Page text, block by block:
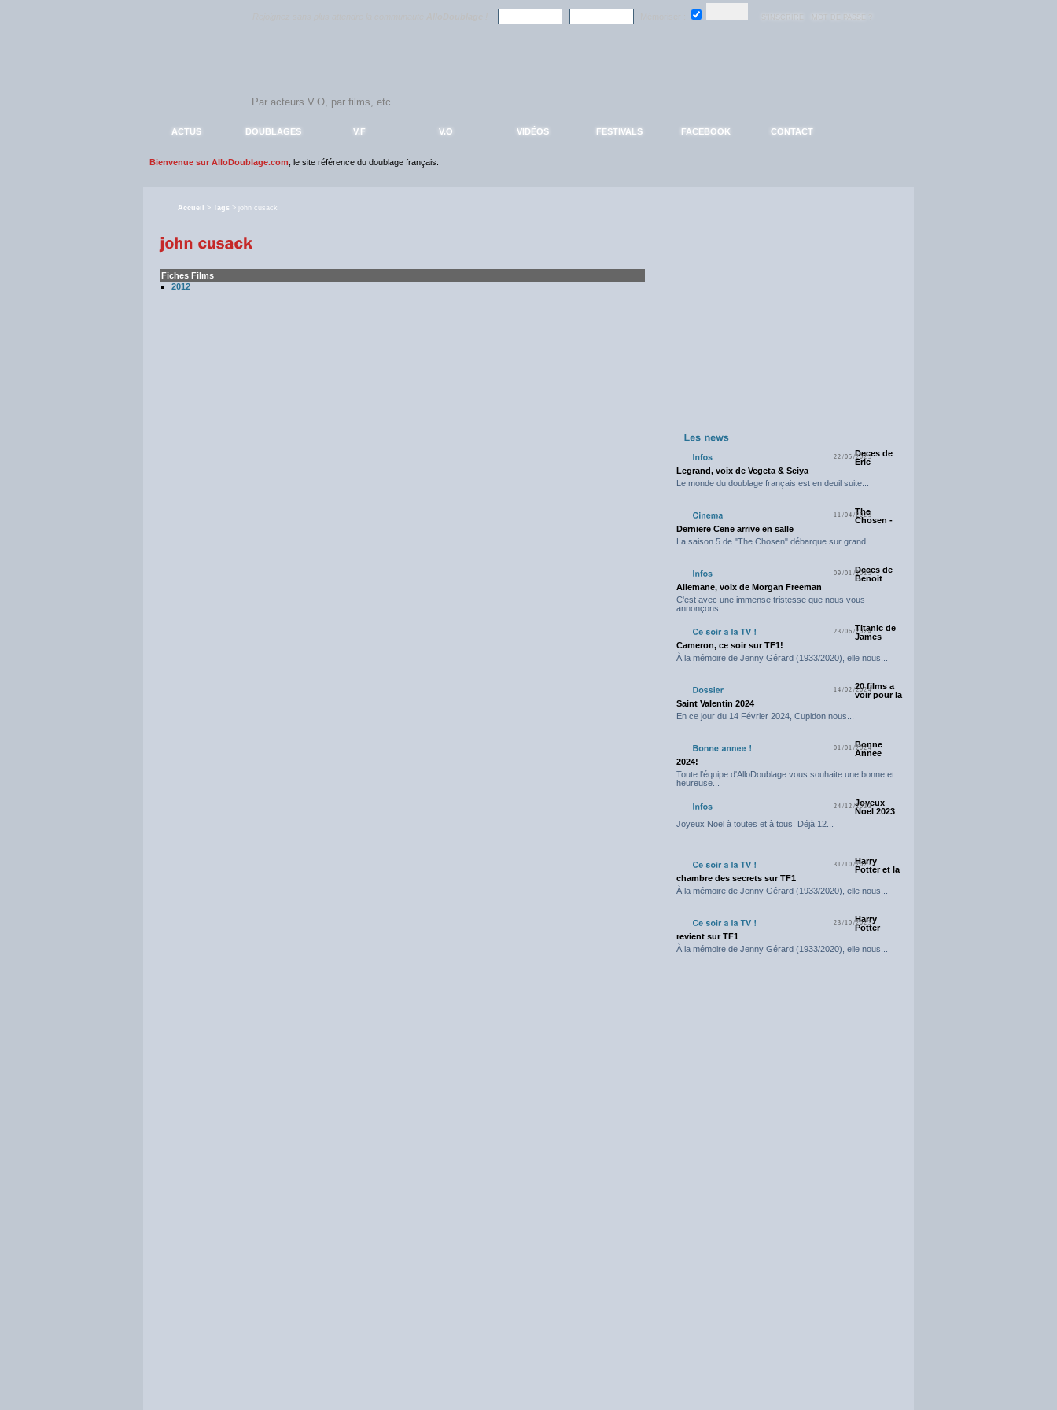
ACTUS DOUBLAGES V.F V.O VIDÉOS FESTIVALS FACEBOOK CONTACT
Bienvenue sur AlloDoublage.com , le site référence du doublage français.
Accueil > Tags > john cusack
Fiches Films
2012
22/05/2025Deces de
Eric
Legrand, voix de Vegeta & Seiya
Le monde du doublage français est en deuil suite...
11/04/2025
The
Chosen -
Derniere Cene arrive en salle
La saison 5 de "The Chosen" débarque sur grand...
09/01/2025Deces de
Benoit
Allemane, voix de Morgan Freeman
C'est avec une immense tristesse que nous vous
annonçons...
23/06/2024Titanic de
James
Cameron, ce soir sur TF1!
À la mémoire de Jenny Gérard (1933/2020), elle nous...
14/02/202420 films a
voir pour la
Saint Valentin 2024
En ce jour du 14 Février 2024, Cupidon nous...
01/01/2024
Bonne
Annee
2024!
Toute l'équipe d'AlloDoublage vous souhaite une bonne et
heureuse...
24/12/2023
Joyeux
Noel 2023
Joyeux Noël à toutes et à tous! Déjà 12...
31/10/2023
Harry
Potter et la
chambre des secrets sur TF1
À la mémoire de Jenny Gérard (1933/2020), elle nous...
23/10/2023
Harry
Potter
revient sur TF1
À la mémoire de Jenny Gérard (1933/2020), elle nous...